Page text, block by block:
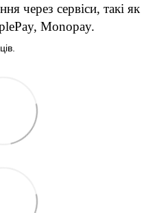
через сервіси, такі як
Monopay.